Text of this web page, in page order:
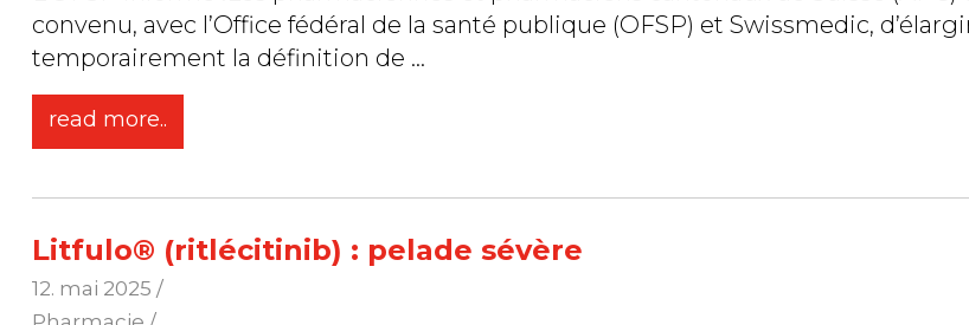
convenu, avec l’Office fédéral de la santé publique (OFSP) et Swissmedic,
temporairement la définition de ...
read more..
Litfulo® (ritlécitinib) : pelade sévère
12. mai 2025 /